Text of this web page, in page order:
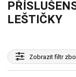
LEŠTIČKY
Zobrazitfiltr